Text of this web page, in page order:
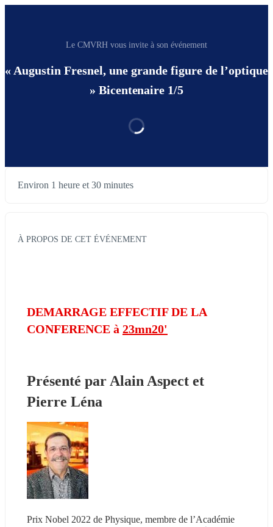
Le CMVRH vous invite à son événement
« Augustin Fresnel, une grande figure de l’optique
» Bicentenaire 1/5
Environ 1 heure et 30 minutes
À PROPOS DE CET ÉVÉNEMENT
DEMARRAGE EFFECTIF DE LA
CONFERENCE à 23mn20'
Présenté par Alain Aspect et
Pierre Léna
Prix Nobel 2022 de Physique, membre de l’Académie